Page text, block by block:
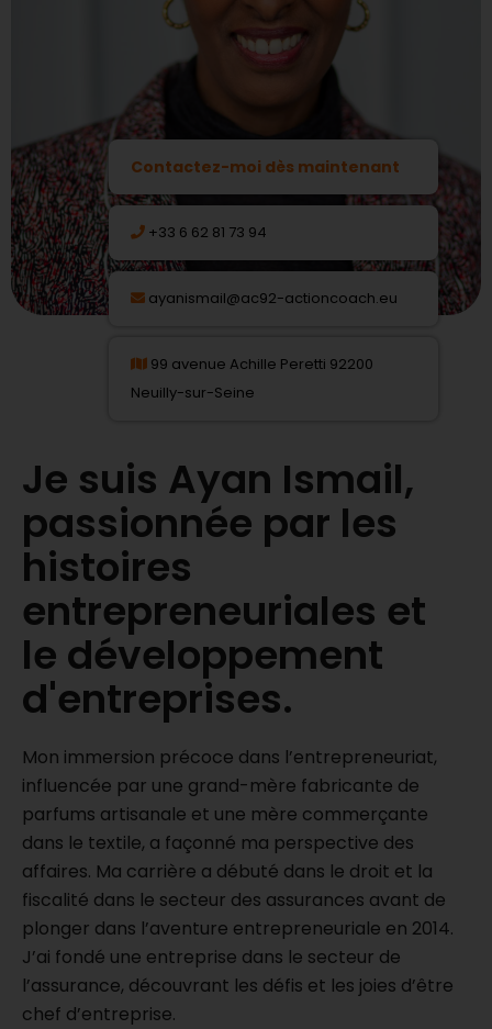
Contactez-moi dès maintenant
+33 6 62 81 73 94
ayanismail@ac92-actioncoach.eu
99 avenue Achille Peretti 92200
Neuilly-sur-Seine
Je suis Ayan Ismail,
passionnée par les
histoires
entrepreneuriales et
le développement
d'entreprises.
Mon immersion précoce dans l’entrepreneuriat,
influencée par une grand-mère fabricante de
parfums artisanale et une mère commerçante
dans le textile, a façonné ma perspective des
affaires. Ma carrière a débuté dans le droit et la
fiscalité dans le secteur des assurances avant de
plonger dans l’aventure entrepreneuriale en 2014.
J’ai fondé une entreprise dans le secteur de
l’assurance, découvrant les défis et les joies d’être
chef d’entreprise.